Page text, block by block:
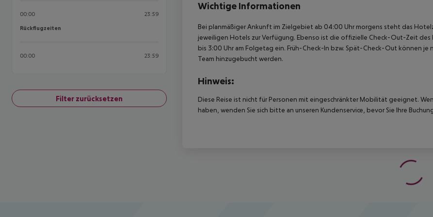
00:00 23:59
Rückflugzeiten
Rückflugzeiten
00:00 23:59
Filter zurücksetzen
Wichtige Informationen
Bei planmäßiger Ankunft im Zielgebiet ab 04:00 Uhr morgens steht das
jeweiligen Hotels zur Verfügung. Ebenso ist die offizielle Check-Out-Zeit des
bis 3:00 Uhr am Folgetag ein. Früh-Check-In bzw. Spät-Check-Out können je
Team hinzugebucht werden.
Hinweis:
Diese Reise ist nicht für Personen mit eingeschränkter Mobilität geeignet.
haben, wenden Sie sich bitte an unseren Kundenservice, bevor Sie Ihre